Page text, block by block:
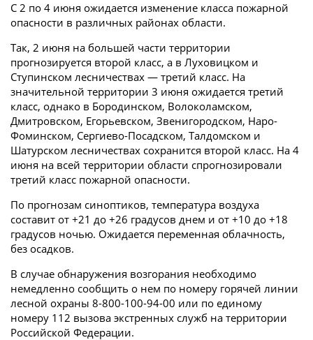
С 2 по 4 июня ожидается изменение класса пожарной
опасности в различных районах области.
Так, 2 июня на большей части территории
прогнозируется второй класс, а в Луховицком и
Ступинском лесничествах — третий класс. На
значительной территории 3 июня ожидается третий
класс, однако в Бородинском, Волоколамском,
Дмитровском, Егорьевском, Звенигородском, Наро-
Фоминском, Сергиево-Посадском, Талдомском и
Шатурском лесничествах сохранится второй класс. На 4
июня на всей территории области спрогнозировали
третий класс пожарной опасности.
По прогнозам синоптиков, температура воздуха
составит от +21 до +26 градусов днем и от +10 до +18
градусов ночью. Ожидается переменная облачность,
без осадков.
В случае обнаружения возгорания необходимо
немедленно сообщить о нем по номеру горячей линии
лесной охраны 8-800-100-94-00 или по единому
номеру 112 вызова экстренных служб на территории
Российской Федерации.